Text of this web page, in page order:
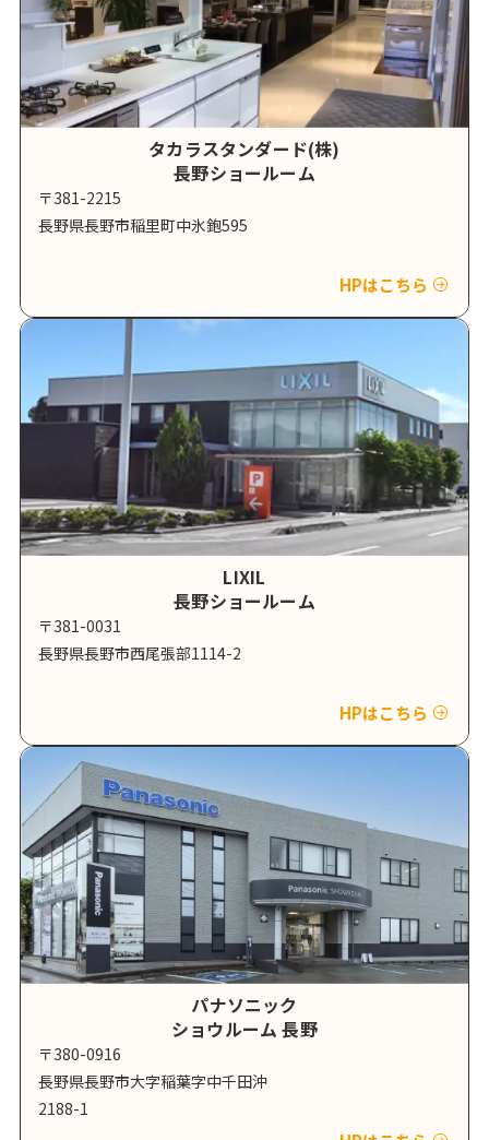
タカラスタンダード(株)
長野ショールーム
〒381-2215
長野県長野市稲里町中氷鉋595
HPはこちら
LIXIL
長野ショールーム
〒381-0031
長野県長野市西尾張部1114-2
HPはこちら
パナソニック
ショウルーム 長野
〒380-0916
長野県長野市大字稲葉字中千田沖
2188-1